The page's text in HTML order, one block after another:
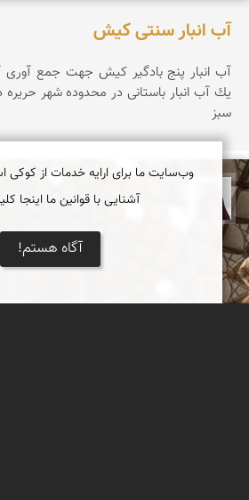
آب انبار سنتی کیش
آب انبار پنج بادگیر کیش جهت جمع
یك آب انبار باستانی در محدوده شهر
سبز
سمانه زارعی
وب‌سایت ما برای ارایه خدمات از کوکی
آشنایی با قوانین ما اینجا
آگاه هستم!